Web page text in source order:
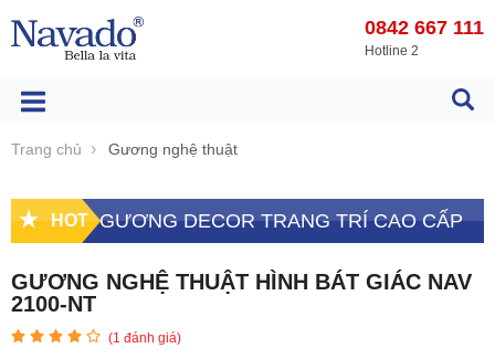
0842 667 111
Hotline 2
Trang chủ Gương nghệ thuật
HOT GƯƠNG DECOR TRANG TRÍ CAO CẤP
GƯƠNG NGHỆ THUẬT HÌNH BÁT GIÁC NAV
2100-NT
(1 đánh giá)